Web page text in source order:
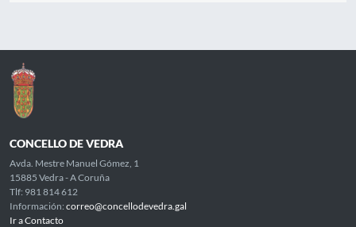
CONCELLO DE VEDRA
Avda. Mestre Manuel Gómez, 1
15885 Vedra - A Coruña
Tlf: 981 814 612
Información: correo@concellodevedra.gal
Ir a Contacto